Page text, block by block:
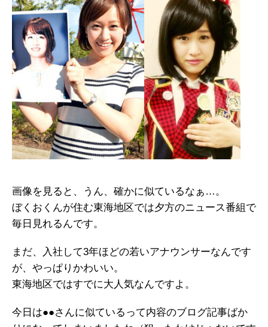
画像を見ると、うん、確かに似ているなぁ…。
ぼくおくんが住む東海地区では夕方のニュース番組で
毎日見れるんです。
まだ、入社して3年ほどの若いアナウンサーなんです
が、やっぱりかわいい。
東海地区ではすでに大人気なんですよ。
今日は●●さんに似ているって内容のブログ記事ばか